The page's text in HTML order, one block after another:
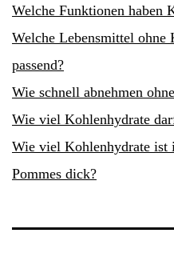
Welche Funktionen haben
Welche Lebensmittel
passend?
Wie schnell abnehmen
Wie viel Kohlenhydrate
Wie viel Kohlenhydrate
Pommes dick?